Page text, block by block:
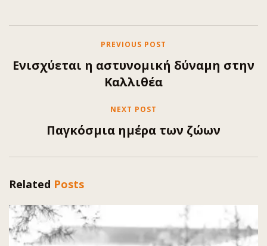
PREVIOUS POST
Ενισχύεται η αστυνομική δύναμη στην
Καλλιθέα
NEXT POST
Παγκόσμια ημέρα των ζώων
Related Posts